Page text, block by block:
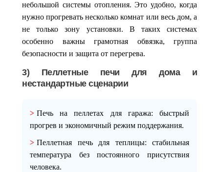
небольшой системы отопления. Это удобно, когда
нужно прогревать несколько комнат или весь дом, а
не только зону установки. В таких системах
особенно важны грамотная обвязка, группа
безопасности и защита от перегрева.
3) Пеллетные печи для дома и
нестандартные сценарии
Печь на пеллетах для гаража: быстрый
прогрев и экономичный режим поддержания.
Пеллетная печь для теплицы: стабильная
температура без постоянного присутствия
человека.